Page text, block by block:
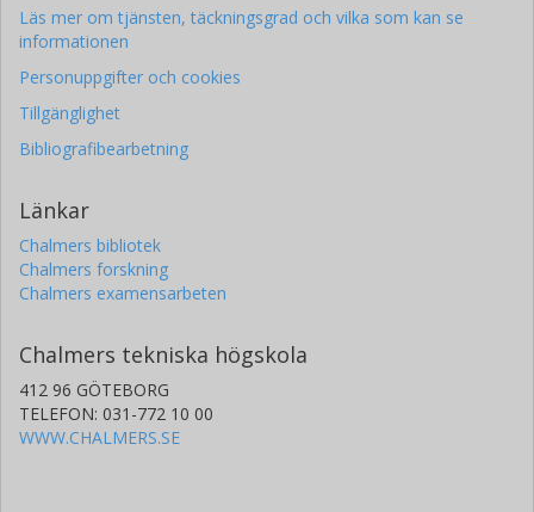
Läs mer om tjänsten, täckningsgrad och vilka som kan se
informationen
Personuppgifter och cookies
Tillgänglighet
Bibliografibearbetning
Länkar
Chalmers bibliotek
Chalmers forskning
Chalmers examensarbeten
Chalmers tekniska högskola
412 96 GÖTEBORG
TELEFON: 031-772 10 00
WWW.CHALMERS.SE